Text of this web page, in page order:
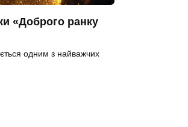
«Доброго ранку
одним з найважчих